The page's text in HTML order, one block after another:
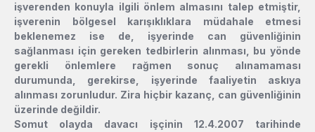
işverenden konuyla ilgili önlem almasını talep etmiştir,
işverenin bölgesel karışıklıklara müdahale etmesi
beklenemez ise de, işyerinde can güvenliğinin
sağlanması için gereken tedbirlerin alınması, bu yönde
gerekli önlemlere rağmen sonuç alınamaması
durumunda, gerekirse, işyerinde faaliyetin askıya
alınması zorunludur. Zira hiçbir kazanç, can güvenliğinin
üzerinde değildir.
Somut olayda davacı işçinin 12.4.2007 tarihinde